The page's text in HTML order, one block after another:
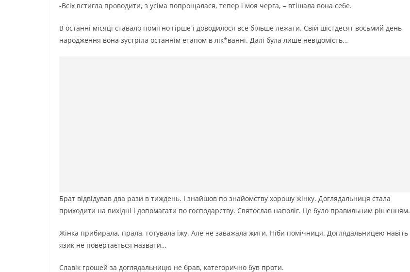
-Всіх встигла проводити, з усіма попрощалася, тепер і моя черга, – втішала вона себе.
В останні місяці ставало помітно гірше і доводилося все більше лежати. Свій шістдесят восьмий день
народження вона зустріла останнім етапом в лік*ванні. Далі була лише невідомість…
Брат відвідував два рази в тиждень. І знайшов по знайомству хорошу жінку. Доглядальниця стала
приходити на вихідні і допомагати по господарству. Святослав наполіг. Це було правильним рішенням.
Жінка прибирала, прала, готувала їжу. Але не заважала жити. Ніби помічниця. Доглядальницею навіть
язик не повертається назвати…
Славік грошей за доглядальницю не брав, категорично був проти.